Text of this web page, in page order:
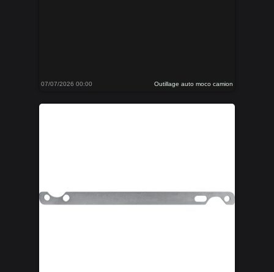
07/07/2026 00:00 Outillage auto moco camion